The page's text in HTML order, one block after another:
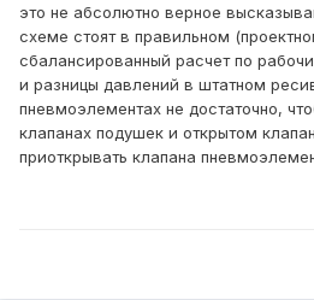
это не абсолютно верное
схеме стоят в правильном
сбалансированный расчет по
и разницы давлений в штатном
пневмоэлементах не достаточно,
клапанах подушек и открытом
приоткрывать клапана